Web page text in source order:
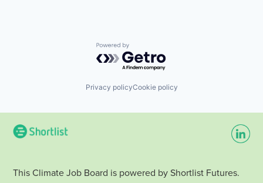
Powered by Getro.com
Privacy policyCookie policy
This Climate Job Board is powered by Shortlist Futures.